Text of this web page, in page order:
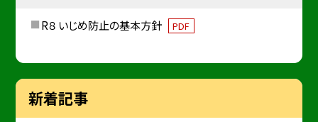
R８ いじめ防止の基本方針 PDF
新着記事